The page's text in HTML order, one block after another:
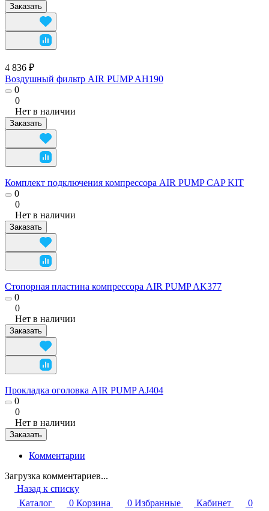
Заказать
4 836 ₽
Воздушный фильтр AIR PUMP AH190
0
0
Нет в наличии
Заказать
Комплект подключения компрессора AIR PUMP CAP KIT
0
0
Нет в наличии
Заказать
Стопорная пластина компрессора AIR PUMP AK377
0
0
Нет в наличии
Заказать
Прокладка оголовка AIR PUMP AJ404
0
0
Нет в наличии
Заказать
Комментарии
Загрузка комментариев...
Назад к списку
Каталог
0 Корзина 0 Избранные Кабинет
0